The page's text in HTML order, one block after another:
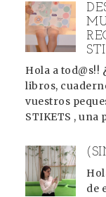
Hola a tod@s!!
libros,
vuestros
STIKETS , una
de